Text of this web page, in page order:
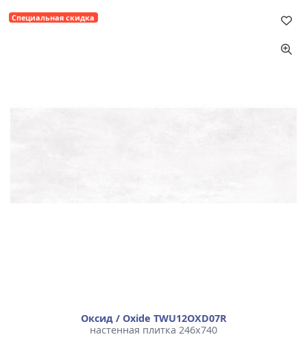
Специальная скидка
Оксид / Oxide TWU12OXD07R
настенная плитка 246x740